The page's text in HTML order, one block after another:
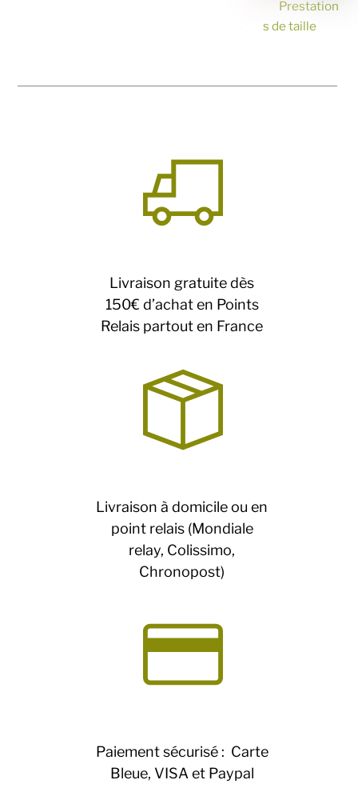
Prestation
s de taille
Livraison gratuite dès
150€ d’achat en Points
Relais partout en France
Livraison à domicile ou en
point relais (Mondiale
relay, Colissimo,
Chronopost)
Paiement sécurisé : Carte
Bleue, VISA et Paypal